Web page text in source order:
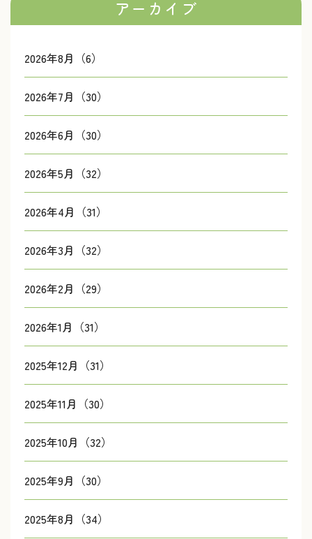
アーカイブ
2026年8月（6）
2026年7月（30）
2026年6月（30）
2026年5月（32）
2026年4月（31）
2026年3月（32）
2026年2月（29）
2026年1月（31）
2025年12月（31）
2025年11月（30）
2025年10月（32）
2025年9月（30）
2025年8月（34）